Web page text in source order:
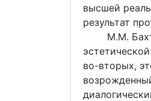
высшей
результат
М.М.
во-вторых,